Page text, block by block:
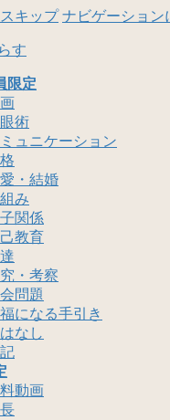
キップ ナビゲーション
限定
術
ュニケーション
・結婚
み
関係
教育
・考察
問題
になる手引き
なし
動画